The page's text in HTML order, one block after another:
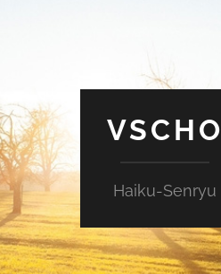
VSCHO
Haiku-Senryu